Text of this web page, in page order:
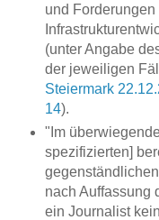
und Forderungen
(unter Angabe
der jeweiligen
Steiermark
14).
"Im
spezifizierten]
nach Auffassung
ein Journalist